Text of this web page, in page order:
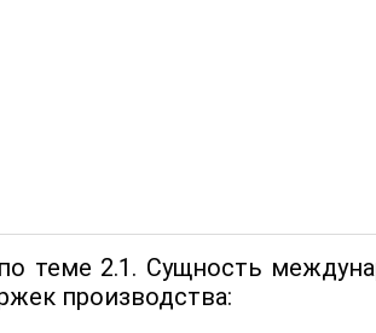
теме 2.1. Сущность
производства: